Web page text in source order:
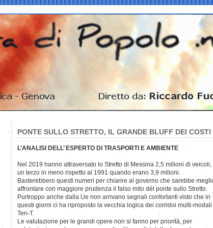
PONTE SULLO STRETTO, IL GRANDE BLUFF DEI COSTI
L’ANALISI DELL’ ESPERTO DI TRASPORTI E AMBIENTE
Nel 2019 hanno attraversato lo Stretto di Messina 2,5 milioni di veicoli,
un terzo in meno rispetto al 1991 quando erano 3,9 milioni.
Basterebbero questi numeri per chiarire al governo che sarebbe
affrontare con maggiore prudenza il falso mito del ponte sullo Stretto.
Purtroppo anche dalla Ue non arrivano segnali confortanti visto che in
questi giorni ci ha riproposto la vecchia logica dei corridoi multi-modali
Ten-T.
Le valutazione per le grandi opere non si fanno per priorità, per